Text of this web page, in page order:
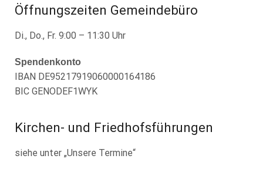
Öffnungszeiten Gemeindebüro
Di., Do., Fr. 9:00 – 11:30 Uhr
Spendenkonto
IBAN DE95217919060000164186
BIC GENODEF1WYK
Kirchen- und Friedhofsführungen
siehe unter „Unsere Termine“